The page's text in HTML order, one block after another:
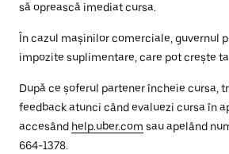
să oprească imediat cursa.
În cazul mașinilor comerciale, guvernul
impozite suplimentare, care pot crește
După ce șoferul partener încheie cursa,
feedback atunci când evaluezi cursa în
accesând help.uber.com sau apelând
664-1378.